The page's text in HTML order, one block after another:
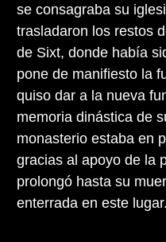
se consagraba su
trasladaron los restos
de Sixt, donde había
pone de manifiesto la
quiso dar a la nueva
memoria dinástica de
monasterio estaba en
gracias al apoyo de la
prolongó hasta su
enterrada en este lugar.